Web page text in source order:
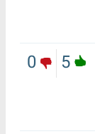
5
0